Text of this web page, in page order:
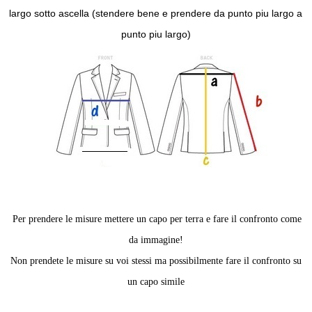
largo sotto ascella (stendere bene e prendere da punto piu largo a
punto piu largo)
Per prendere le misure mettere un capo per terra e fare il confronto come
da immagine!
Non prendete le misure su voi stessi ma possibilmente fare il confronto su
un capo simile